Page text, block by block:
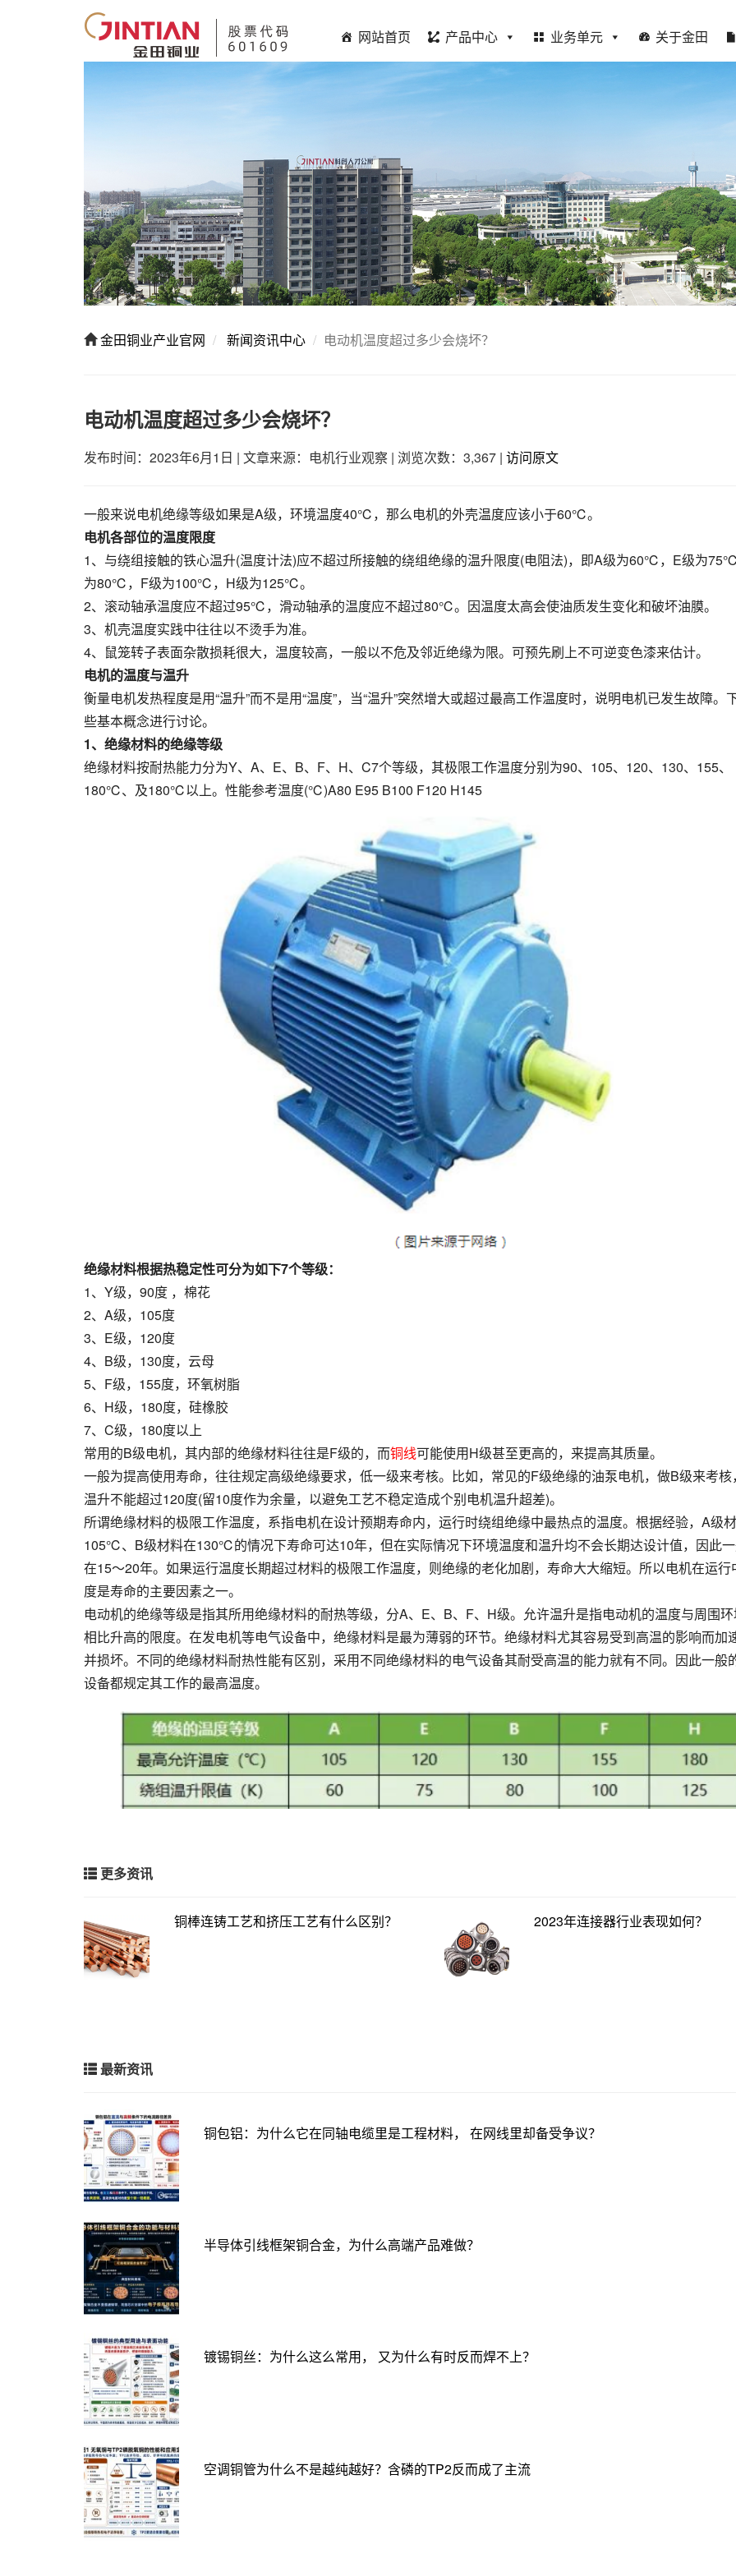
网站首页 产品中心 业务单元 关于金田
金田铜业产业官网 新闻资讯中心 电动机温度超过多少会烧坏？
电动机温度超过多少会烧坏？
发布时间：2023年6月1日 | 文章来源：电机行业观察 | 浏览次数：3,367 | 访问原文
一般来说电机绝缘等级如果是A级，环境温度40℃，那么电机的外壳温度应该小于60℃。
电机各部位的温度限度
1、与绕组接触的铁心温升(温度计法)应不超过所接触的绕组绝缘的温升限度(电阻法)，即A级为60℃，E级为
为80℃，F级为100℃，H级为125℃。
2、滚动轴承温度应不超过95℃，滑动轴承的温度应不超过80℃。因温度太高会使油质发生变化和破坏油膜。
3、机壳温度实践中往往以不烫手为准。
4、鼠笼转子表面杂散损耗很大，温度较高，一般以不危及邻近绝缘为限。可预先刷上不可逆变色漆来估计。
电机的温度与温升
衡量电机发热程度是用“温升”而不是用“温度”，当“温升”突然增大或超过最高工作温度时，说明电机已发生故障。
些基本概念进行讨论。
1、绝缘材料的绝缘等级
绝缘材料按耐热能力分为Y、A、E、B、F、H、C7个等级，其极限工作温度分别为90、105、120、130、155、
180℃、及180℃以上。性能参考温度(℃)A80 E95 B100 F120 H145
绝缘材料根据热稳定性可分为如下7个等级：
1、Y级，90度 ，棉花
2、A级，105度
3、E级，120度
4、B级，130度，云母
5、F级，155度，环氧树脂
6、H级，180度，硅橡胶
7、C级，180度以上
常用的B级电机，其内部的绝缘材料往往是F级的，而铜线可能使用H级甚至更高的，来提高其质量。
一般为提高使用寿命，往往规定高级绝缘要求，低一级来考核。比如，常见的F级绝缘的油泵电机，做B级来考核
温升不能超过120度(留10度作为余量，以避免工艺不稳定造成个别电机温升超差)。
所谓绝缘材料的极限工作温度，系指电机在设计预期寿命内，运行时绕组绝缘中最热点的温度。根据经验，A级
105℃、B级材料在130℃的情况下寿命可达10年，但在实际情况下环境温度和温升均不会长期达设计值，因此
在15～20年。如果运行温度长期超过材料的极限工作温度，则绝缘的老化加剧，寿命大大缩短。所以电机在运行
度是寿命的主要因素之一。
电动机的绝缘等级是指其所用绝缘材料的耐热等级，分A、E、B、F、H级。允许温升是指电动机的温度与周围
相比升高的限度。在发电机等电气设备中，绝缘材料是最为薄弱的环节。绝缘材料尤其容易受到高温的影响而加
并损坏。不同的绝缘材料耐热性能有区别，采用不同绝缘材料的电气设备其耐受高温的能力就有不同。因此一般
设备都规定其工作的最高温度。
更多资讯
铜棒连铸工艺和挤压工艺有什么区别？ 2023年连接器行业表现如何？
最新资讯
铜包铝：为什么它在同轴电缆里是工程材料， 在网线里却备受争议？
半导体引线框架铜合金，为什么高端产品难做？
镀锡铜丝：为什么这么常用， 又为什么有时反而焊不上？
空调铜管为什么不是越纯越好？含磷的TP2反而成了主流